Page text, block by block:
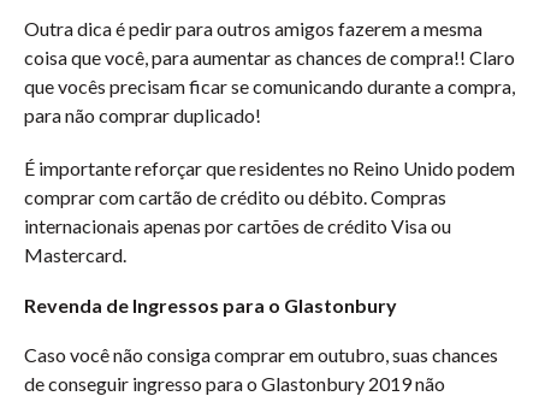
Outra dica é pedir para outros amigos fazerem a mesma
coisa que você, para aumentar as chances de compra!! Claro
que vocês precisam ficar se comunicando durante a compra,
para não comprar duplicado!
É importante reforçar que residentes no Reino Unido podem
comprar com cartão de crédito ou débito. Compras
internacionais apenas por cartões de crédito Visa ou
Mastercard.
Revenda de Ingressos para o Glastonbury
Caso você não consiga comprar em outubro, suas chances
de conseguir ingresso para o Glastonbury 2019 não